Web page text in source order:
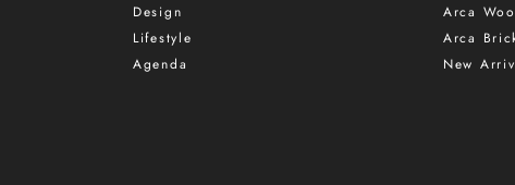
Design
Lifestyle
Agenda
Arca
Arca
New